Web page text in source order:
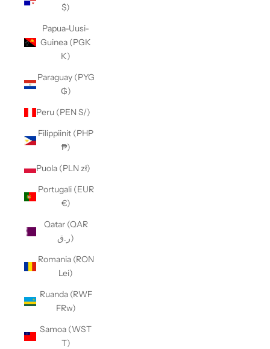
$)
Papua-Uusi-
Guinea (PGK
K)
Paraguay (PYG
₲)
Peru (PEN S/)
Filippiinit (PHP
₱)
Puola (PLN zł)
Portugali (EUR
€)
Qatar (QAR
ر.ق)
Romania (RON
Lei)
Ruanda (RWF
FRw)
Samoa (WST
T)